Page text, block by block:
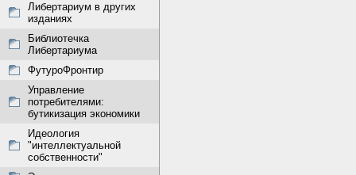
Либертариум в других
изданиях
Библиотечка
Либертариума
ФутуроФронтир
Управление
потребителями:
бутикизация экономики
Идеология
"интеллектуальной
собственности"